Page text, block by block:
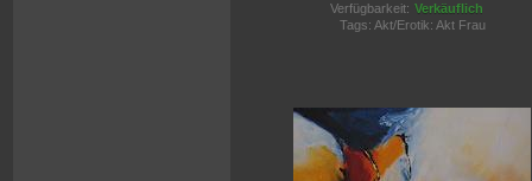
Verfügbarkeit: Verkäuflich
Tags: Akt/Erotik: Akt Frau